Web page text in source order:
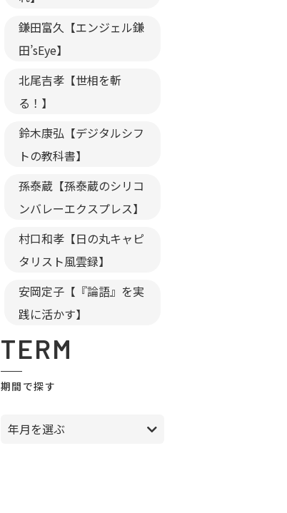
鎌田富久【エンジェル鎌
田’sEye】
北尾吉孝【世相を斬
る！】
鈴木康弘【デジタルシフ
トの教科書】
孫泰蔵【孫泰蔵のシリコ
ンバレーエクスプレス】
村口和孝【日の丸キャピ
タリスト風雲録】
安岡定子【『論語』を実
践に活かす】
TERM
期間で探す
年月を選ぶ